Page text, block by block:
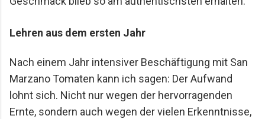
Lehren aus dem ersten Jahr
Nach einem Jahr intensiver Beschäftigung mit San
Marzano Tomaten kann ich sagen: Der Aufwand
lohnt sich. Nicht nur wegen der hervorragenden
Ernte, sondern auch wegen der vielen Erkenntnisse,